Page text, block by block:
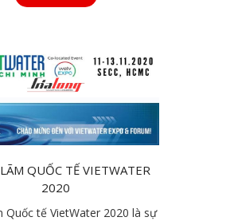
QUỐC TẾ VIETWATER
2020
Quốc tế VietWater 2020 là sự